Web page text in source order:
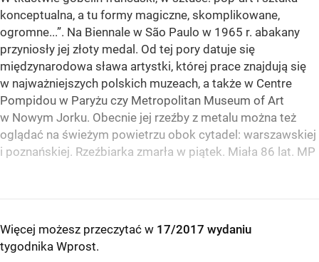
konceptualna, a tu formy magiczne, skomplikowane,
ogromne...”. Na Biennale w São Paulo w 1965 r. abakany
przyniosły jej złoty medal. Od tej pory datuje się
międzynarodowa sława artystki, której prace znajdują się
w najważniejszych polskich muzeach, a także w Centre
Pompidou w Paryżu czy Metropolitan Museum of Art
w Nowym Jorku. Obecnie jej rzeźby z metalu można też
oglądać na świeżym powietrzu obok cytadel: warszawskiej
i poznańskiej. Rzeźbiarka zmarła w piątek. Miała 86 lat. MP
Więcej możesz przeczytać w 17/2017 wydaniu
tygodnika Wprost.